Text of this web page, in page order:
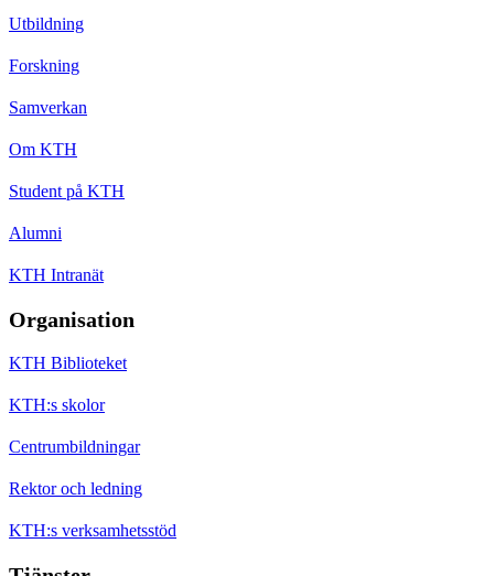
Utbildning
Forskning
Samverkan
Om KTH
Student på KTH
Alumni
KTH Intranät
Organisation
KTH Biblioteket
KTH:s skolor
Centrumbildningar
Rektor och ledning
KTH:s verksamhetsstöd